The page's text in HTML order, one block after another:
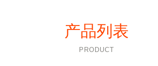
产品列表
PRODUCT